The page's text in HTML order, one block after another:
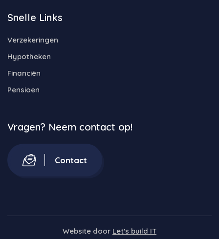
Snelle Links
Verzekeringen
Hypotheken
Financiën
Pensioen
Vragen? Neem contact op!
Contact
Website door Let's build IT